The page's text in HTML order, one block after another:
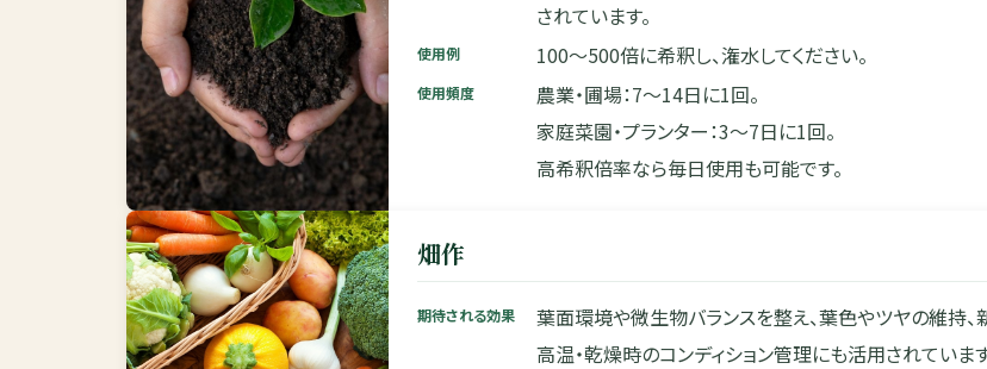
されています。
使用例 100〜500倍に希釈し、潅水してください。
使用頻度
農業・圃場：7〜14日に1回。
家庭菜園・プランター：3〜7日に1回。
高希釈倍率なら毎日使用も可能です。
畑作
期待される効果
葉面環境や微生物バランスを整え、葉色やツヤの維持、
高温・乾燥時のコンディション管理にも活用されています